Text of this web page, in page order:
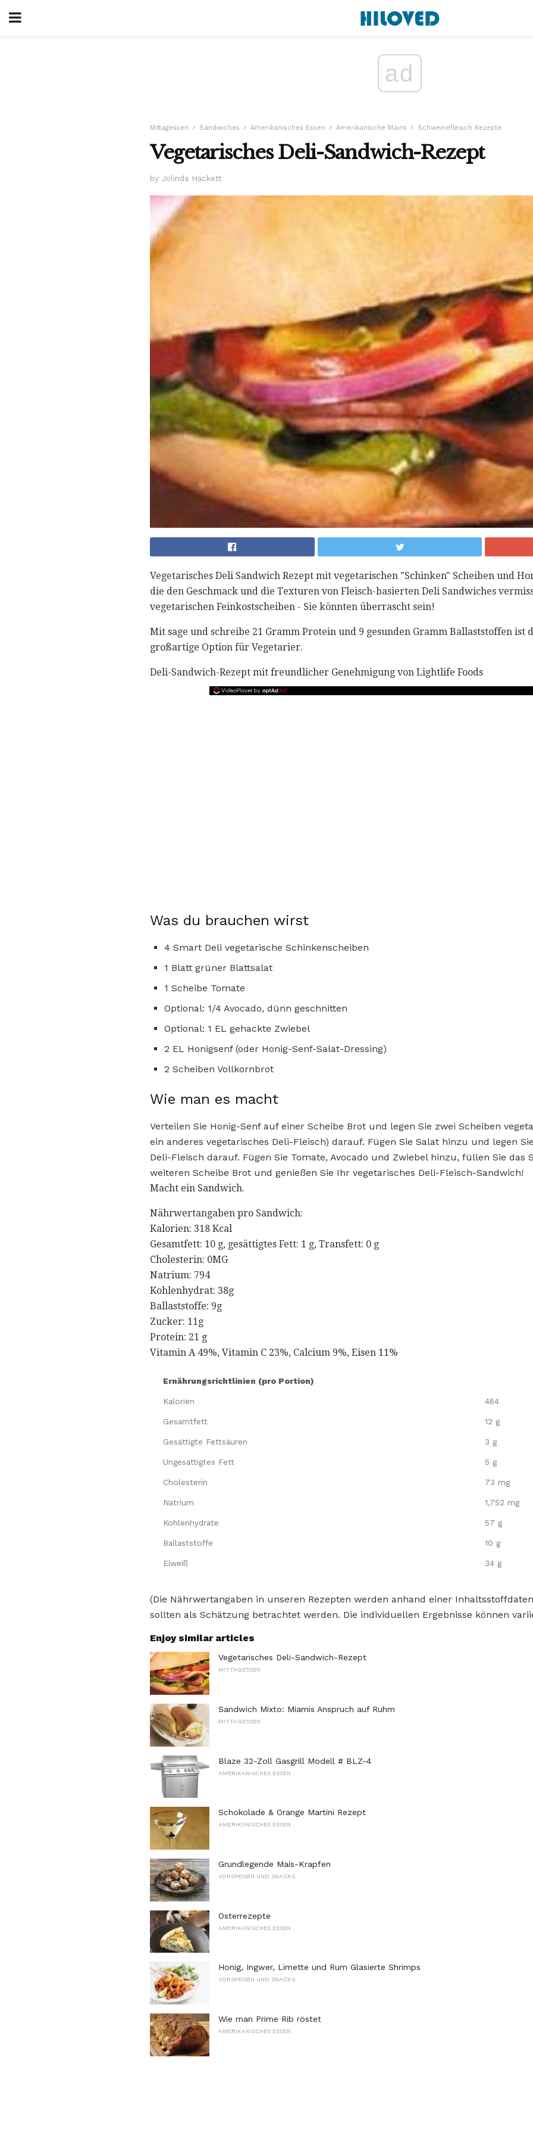
ad
Mittagessen Sandwiches Amerikanisches Essen Amerikanische Mains Schweinefleisch Rezepte
Vegetarisches Deli-Sandwich-Rezept
by Jolinda Hackett
Vegetarisches Deli Sandwich Rezept mit vegetarischen "Schinken" Scheiben und
die den Geschmack und die Texturen von Fleisch-basierten Deli Sandwiches
vegetarischen Feinkostscheiben - Sie könnten überrascht sein!
Mit sage und schreibe 21 Gramm Protein und 9 gesunden Gramm Ballaststoffen ist
großartige Option für Vegetarier.
Deli-Sandwich-Rezept mit freundlicher Genehmigung von Lightlife Foods
Was du brauchen wirst
4 Smart Deli vegetarische Schinkenscheiben
1 Blatt grüner Blattsalat
1 Scheibe Tomate
Optional: 1/4 Avocado, dünn geschnitten
Optional: 1 EL gehackte Zwiebel
2 EL Honigsenf (oder Honig-Senf-Salat-Dressing)
2 Scheiben Vollkornbrot
Wie man es macht
Verteilen Sie Honig-Senf auf einer Scheibe Brot und legen Sie zwei Scheiben
ein anderes vegetarisches Deli-Fleisch) darauf. Fügen Sie Salat hinzu und legen
Deli-Fleisch darauf. Fügen Sie Tomate, Avocado und Zwiebel hinzu, füllen Sie das
weiteren Scheibe Brot und genießen Sie Ihr vegetarisches Deli-Fleisch-Sandwich!
Macht ein Sandwich.
Nährwertangaben pro Sandwich:
Kalorien: 318 Kcal
Gesamtfett: 10 g, gesättigtes Fett: 1 g, Transfett: 0 g
Cholesterin: 0MG
Natrium: 794
Kohlenhydrat: 38g
Ballaststoffe: 9g
Zucker: 11g
Protein: 21 g
Vitamin A 49%, Vitamin C 23%, Calcium 9%, Eisen 11%
Ernährungsrichtlinien (pro Portion)
Kalorien 464
Gesamtfett 12 g
Gesättigte Fettsäuren 3 g
Ungesättigtes Fett 5 g
Cholesterin 73 mg
Natrium 1,752 mg
Kohlenhydrate 57 g
Ballaststoffe 10 g
Eiweiß 34 g
(Die Nährwertangaben in unseren Rezepten werden anhand einer
sollten als Schätzung betrachtet werden. Die individuellen Ergebnisse können
Enjoy similar articles
Vegetarisches Deli-Sandwich-Rezept
MITTAGESSEN
Sandwich Mixto: Miamis Anspruch auf Ruhm
MITTAGESSEN
Blaze 32-Zoll Gasgrill Modell # BLZ-4
AMERIKANISCHES ESSEN
Schokolade & Orange Martini Rezept
AMERIKANISCHES ESSEN
Grundlegende Mais-Krapfen
VORSPEISEN UND SNACKS
Osterrezepte
AMERIKANISCHES ESSEN
Honig, Ingwer, Limette und Rum Glasierte Shrimps
VORSPEISEN UND SNACKS
Wie man Prime Rib röstet
AMERIKANISCHES ESSEN